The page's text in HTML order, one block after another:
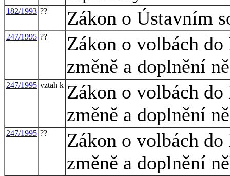
182/1993 ?? Zákon o Ústavním
247/1995 ??
Zákon o volbách
změně a doplnění
247/1995 vztah k Zákon o volbách
změně a doplnění
247/1995 ??
Zákon o volbách
změně a doplnění